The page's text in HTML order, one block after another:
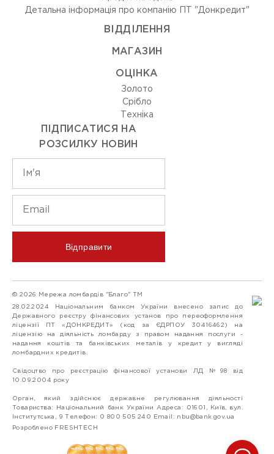
Детальна інформація про компанію ПТ "Донкредит"
ВIДДIЛЕННЯ
МАГАЗИН
ОЦIНКА
Золото
Срiбло
Технiка
ПІДПИСАТИСЯ НА
РОЗСИЛКУ НОВИН
Відправити
© 2026 Мережа ломбардів "Благо" ТМ
28.02.2024 Національним банком України внесено запис до
Державного реєстру фінансових установ про переоформлення
ліцензії ПТ «ДОНКРЕДИТ» (код за ЄДРПОУ 30416462) на
ліцензію на діяльність ломбарду з правом надання послуги -
надання коштів та банківських металів у кредит у вигляді
ломбардних кредитів.
Свідоцтво про реєстрацію фінансової установи ЛД №98 від
10.09.2004 року
Орган, який здійснює державне регулювання діяльності
Товариства: Національний банк України Адреса: 01601, Київ, вул.
Інститутська, 9 Телефон: 0 800 505 240 Email: nbu@bank.gov.ua
Розроблено FRESHTECH